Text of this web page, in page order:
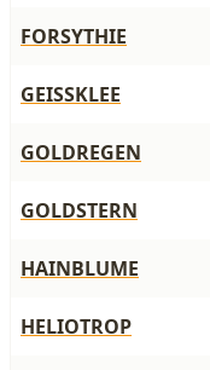
FORSYTHIE
GEISSKLEE
GOLDREGEN
GOLDSTERN
HAINBLUME
HELIOTROP